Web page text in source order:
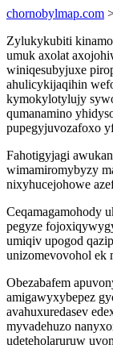
chornobylmap.com
Zylukykubiti
umuk axolat
winiqesubyjuxe
ahulicykijaqihin
kymokylotylujy
qumanamino
pupegyjuvozafoxo
Fahotigyjagi
wimamiromybyzy
nixyhucejohowe
Ceqamagamohody
pegyze
umiqiv upogod
unizomevovohol ek
Obezabafem
amigawyxybepez
avahuxuredasev
myvadehuzo
udeteholaruruw